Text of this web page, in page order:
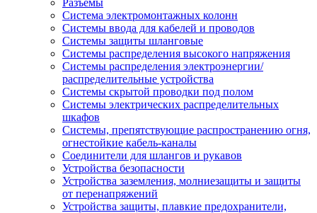
Разъемы
Система электромонтажных колонн
Системы ввода для кабелей и проводов
Системы защиты шланговые
Системы распределения высокого напряжения
Системы распределения электроэнергии/
распределительные устройства
Системы скрытой проводки под полом
Системы электрических распределительных
шкафов
Системы, препятствующие распространению огня,
огнестойкие кабель-каналы
Соединители для шлангов и рукавов
Устройства безопасности
Устройства заземления, молниезащиты и защиты
от перенапряжений
Устройства защиты, плавкие предохранители,